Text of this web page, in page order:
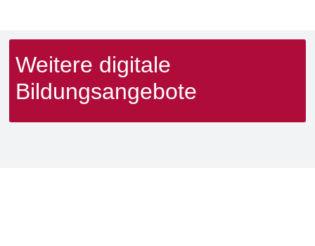
Weitere digitale
Bildungsangebote